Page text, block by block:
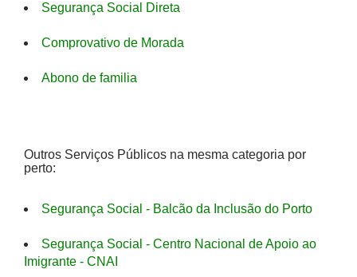
Segurança Social Direta
Comprovativo de Morada
Abono de familia
Outros Serviços Públicos na mesma categoria por
perto:
Segurança Social - Balcão da Inclusão do Porto
Segurança Social - Centro Nacional de Apoio ao
Imigrante - CNAI